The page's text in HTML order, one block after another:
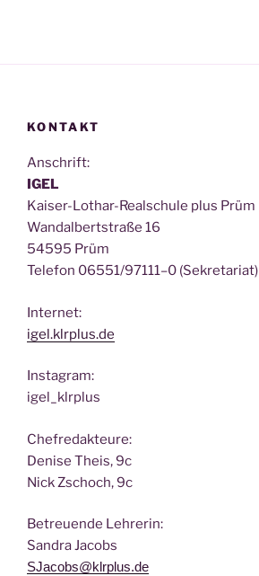
KONTAKT
Anschrift:
IGEL
Kai­ser-Lothar-Real­schu­le plus Prüm
Wan­dal­bert­stra­ße 16
54595 Prüm
Tele­fon 06551/97111–0 (Sekre­ta­ri­at)
Inter­net:
igel.klrplus.de
Insta­gram:
igel_klrplus
Chef­re­dak­teu­re:
Deni­se Theis, 9c
Nick Zscho­ch, 9c
Betreu­en­de Lehrerin:
San­dra Jacobs
SJacobs@klrplus.de